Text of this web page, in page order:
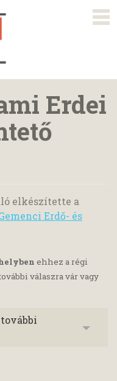
Erdei
elkészítette a
Erdő- és
ehhez a régi
válaszra vár vagy